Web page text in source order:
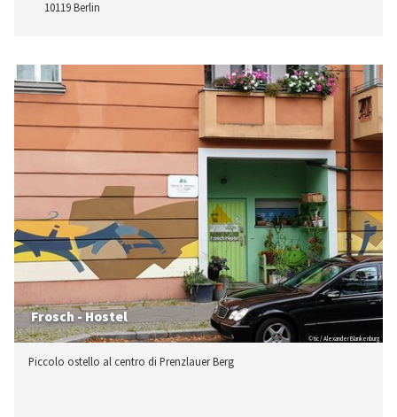
10119 Berlin
© tic / Alexander Blankenburg
Frosch - Hostel
Piccolo ostello al centro di Prenzlauer Berg